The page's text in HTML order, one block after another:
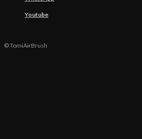
Youtube
© TomiAirBrush